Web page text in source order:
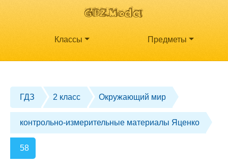
Классы Предметы
ГДЗ 2 класс Окружающий мир
контрольно-измерительные материалы Яценко
58